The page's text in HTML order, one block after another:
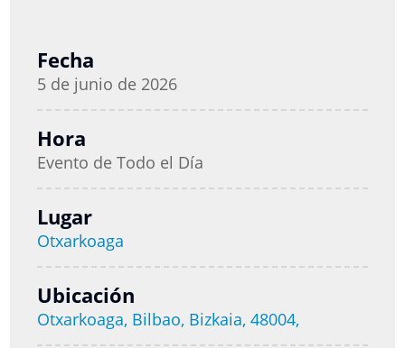
Fecha
5 de junio de 2026
Hora
Evento de Todo el Día
Lugar
Otxarkoaga
Ubicación
Otxarkoaga, Bilbao, Bizkaia, 48004,